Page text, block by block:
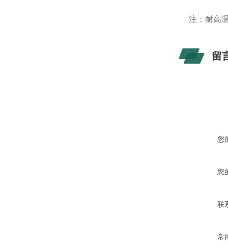
注：耐高
留
您
您
联
常